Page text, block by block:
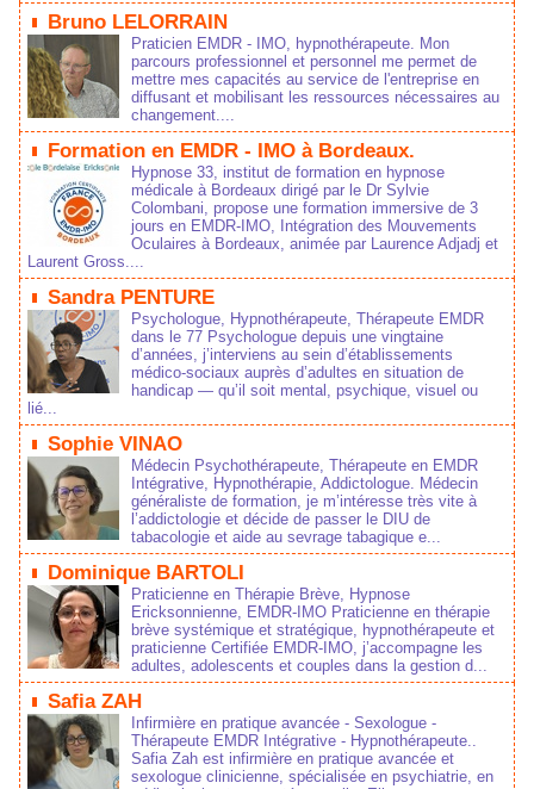
Bruno LELORRAIN
Praticien EMDR - IMO, hypnothérapeute. Mon
parcours professionnel et personnel me permet de
mettre mes capacités au service de l'entreprise en
diffusant et mobilisant les ressources nécessaires au
changement....
Formation en EMDR - IMO à Bordeaux.
Hypnose 33, institut de formation en hypnose
médicale à Bordeaux dirigé par le Dr Sylvie
Colombani, propose une formation immersive de 3
jours en EMDR-IMO, Intégration des Mouvements
Oculaires à Bordeaux, animée par Laurence Adjadj et
Laurent Gross....
Sandra PENTURE
Psychologue, Hypnothérapeute, Thérapeute EMDR
dans le 77 Psychologue depuis une vingtaine
d’années, j’interviens au sein d’établissements
médico‑sociaux auprès d’adultes en situation de
handicap — qu’il soit mental, psychique, visuel ou
lié...
Sophie VINAO
Médecin Psychothérapeute, Thérapeute en EMDR
Intégrative, Hypnothérapie, Addictologue. Médecin
généraliste de formation, je m’intéresse très vite à
l’addictologie et décide de passer le DIU de
tabacologie et aide au sevrage tabagique e...
Dominique BARTOLI
Praticienne en Thérapie Brève, Hypnose
Ericksonnienne, EMDR-IMO Praticienne en thérapie
brève systémique et stratégique, hypnothérapeute et
praticienne Certifiée EMDR-IMO, j’accompagne les
adultes, adolescents et couples dans la gestion d...
Safia ZAH
Infirmière en pratique avancée - Sexologue -
Thérapeute EMDR Intégrative - Hypnothérapeute..
Safia Zah est infirmière en pratique avancée et
sexologue clinicienne, spécialisée en psychiatrie, en